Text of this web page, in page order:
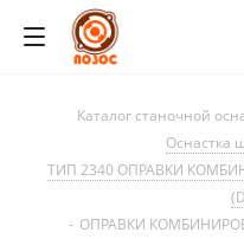
Каталог станочной
Оснастка
ТИП 2340 ОПРАВКИ
- ОПРАВКИ